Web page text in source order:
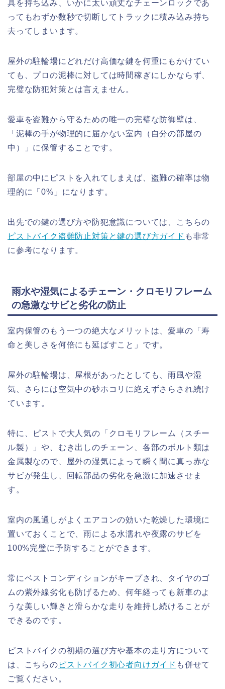
具を持ち込み、いかに太い頑丈なチェーンロックであ
ってもわずか数秒で切断してトラックに積み込み持ち
去ってしまいます。
屋外の駐輪場にどれだけ高価な鍵を何重にもかけてい
ても、プロの泥棒に対しては時間稼ぎにしかならず、
完璧な防犯対策とは言えません。
愛車を盗難から守るための唯一の完璧な防御壁は、
「泥棒の手が物理的に届かない室内（自分の部屋の
中）」に保管することです。
部屋の中にピストを入れてしまえば、盗難の確率は物
理的に「0%」になります。
出先での鍵の選び方や防犯意識については、こちらの
ピストバイク盗難防止対策と鍵の選び方ガイド も非常
に参考になります。
雨水や湿気によるチェーン・クロモリフレーム
の急激なサビと劣化の防止
室内保管のもう一つの絶大なメリットは、愛車の「寿
命と美しさを何倍にも延ばすこと」です。
屋外の駐輪場は、屋根があったとしても、雨風や湿
気、さらには空気中の砂ホコリに絶えずさらされ続け
ています。
特に、ピストで大人気の「クロモリフレーム（スチー
ル製）」や、むき出しのチェーン、各部のボルト類は
金属製なので、屋外の湿気によって瞬く間に真っ赤な
サビが発生し、回転部品の劣化を急激に加速させま
す。
室内の風通しがよくエアコンの効いた乾燥した環境に
置いておくことで、雨による水濡れや夜露のサビを
100%完璧に予防することができます。
常にベストコンディションがキープされ、タイヤのゴ
ムの紫外線劣化も防げるため、何年経っても新車のよ
うな美しい輝きと滑らかな走りを維持し続けることが
できるのです。
ピストバイクの初期の選び方や基本の走り方について
は、こちらの ピストバイク初心者向けガイド も併せて
ご覧ください。